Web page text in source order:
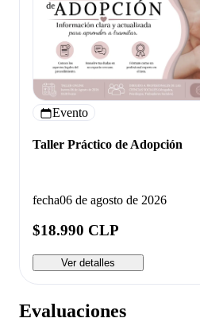
Evento
Taller Práctico de Adopción
fecha06 de agosto de 2026
$18.990 CLP
Ver detalles
Evaluaciones